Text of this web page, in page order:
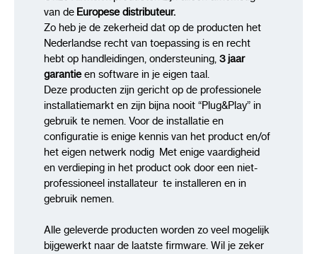
meegeleverd:
Voeding: 12 V DC / 3.33 A (adapter
meegeleverd)
Ondersteunde talen: Engels, Nederlands.
SAP Code: 303608344
van de Europese distributeur.
Zo heb je de zekerheid dat op de producten het
Nederlandse recht van toepassing is en recht
hebt op handleidingen, ondersteuning, 3 jaar
garantieen software in je eigen taal.
Deze producten zijn gericht op de professionele
installatiemarkt en zijn bijna nooit “Plug&Play” in
gebruik te nemen. Voor de installatie en
configuratie is enige kennis van het product en/of
het eigen netwerk nodig Met enige vaardigheid
en verdieping in het product ook door een niet-
professioneel installateur te installeren en in
gebruik nemen.
Alle geleverde producten worden zo veel mogelijk
bijgewerkt naar de laatste firmware. Wil je zeker